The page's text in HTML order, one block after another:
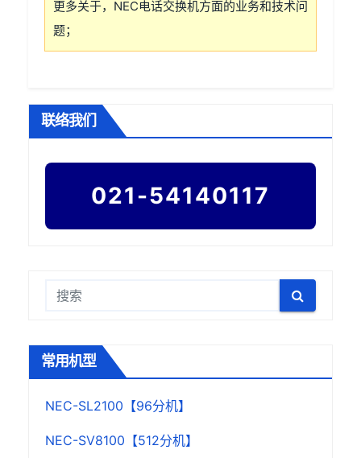
更多关于，NEC电话交换机方面的业务和技术问
题；
联络我们
021-54140117
常用机型
NEC-SL2100【96分机】
NEC-SV8100【512分机】